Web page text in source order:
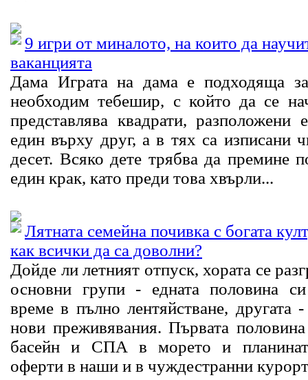
9 игри от миналото, на които да
ваканцията
Дама Играта на дама е подходяща
необходим тебешир, с който да се
представлява квадрати,
един върху друг, а в тях са изписани
десет. Всяко дете трябва да премине
един крак, като преди това хвърли...
Лятната семейна почивка с богата
как всички да са доволни?
Дойде ли летният отпуск, хората се
основни групи - едната половина си
време в пълно лентяйстване, другата
нови преживявания. Първата
басейн и СПА в морето и
оферти в наши и в чуждестранни